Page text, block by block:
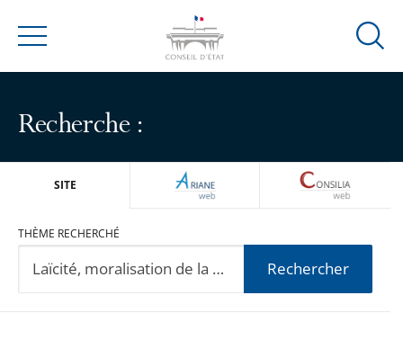
Menu
Ouvrir
Recherche :
SITE ARIANEWEB
THÈME RECHERCHÉ
Rechercher